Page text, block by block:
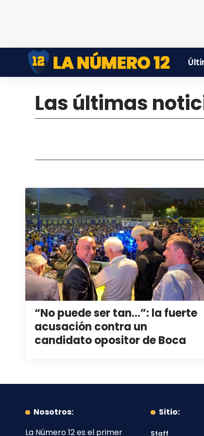
Las últimas
“No puede ser tan…”: la fuerte
acusación contra un
candidato opositor de Boca
Nosotros:
La Número 12es el primer
Sitio:
Staff